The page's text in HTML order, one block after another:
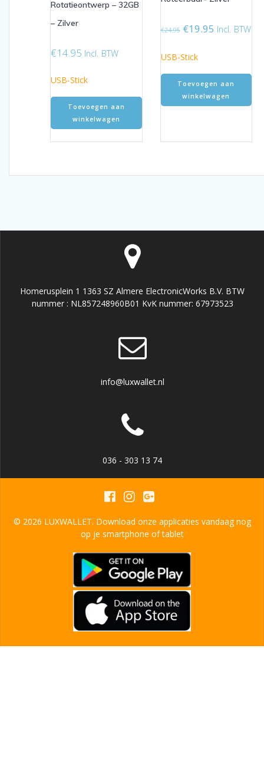
Rotatieontwerp – 32GB
– Zilver
€14.95 Incl. BTW
USB-Stick
Toevoegen aan
winkelwagen
€24.95 Oorspronkelijke
was:
€19.95 Huidige
Incl. BTW
USB-Stick
Toevoegen aan
winkelwagen
Homerusplein 1 1363 SZ Almere ElectronicWorks B.V. BTW
nummer : NL857248960B01 KvK nummer: 67973523
info@luxwallet.nl
036 - 303 13 74
© 2026 LUXWALLET. Download onze applicaties vandaag nog
op je smartphone of tablet